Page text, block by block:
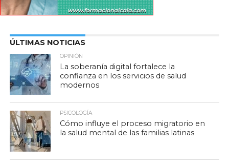
ÚLTIMAS NOTICIAS
OPINIÓN
La soberanía digital fortalece la
confianza en los servicios de salud
modernos
PSICOLOGÍA
Cómo influye el proceso migratorio en
la salud mental de las familias latinas